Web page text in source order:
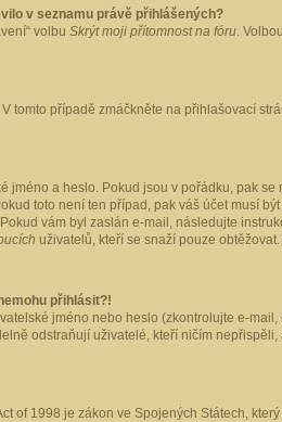
v seznamu právě přihlášených?
volbu Skrýt moji přítomnost na fóru.
tomto případě zmáčkněte na přihlašovací
jméno a heslo. Pokud jsou v pořádku, pak
toto není ten případ, pak váš účet musí
vám byl zaslán e-mail, následujte
uživatelů, kteří se snaží pouze
přihlásit?!
jméno nebo heslo (zkontrolujte e-
odstraňují uživatelé, kteří ničím
of 1998 je zákon ve Spojených Státech,